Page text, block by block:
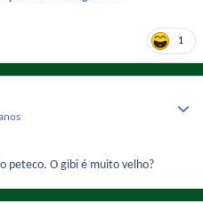
1
peteco. O gibi é muito velho?